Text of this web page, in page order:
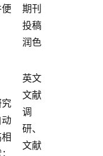
期刊
投稿
润色
究
动
英文
文献
调
研、
文献